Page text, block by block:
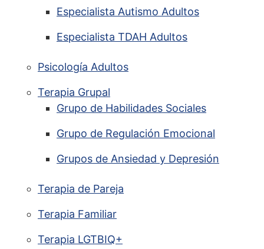
Especialista Autismo Adultos
Especialista TDAH Adultos
Psicología Adultos
Terapia Grupal
Grupo de Habilidades Sociales
Grupo de Regulación Emocional
Grupos de Ansiedad y Depresión
Terapia de Pareja
Terapia Familiar
Terapia LGTBIQ+